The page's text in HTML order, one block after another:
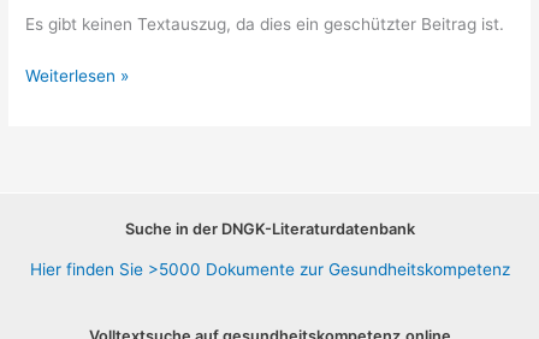
Es gibt keinen Textauszug, da dies ein geschützter Beitrag ist.
Geschützt:
Weiterlesen »
Suche in der DNGK-Literaturdatenbank
Hier finden Sie >5000 Dokumente zur Gesundheitskompetenz